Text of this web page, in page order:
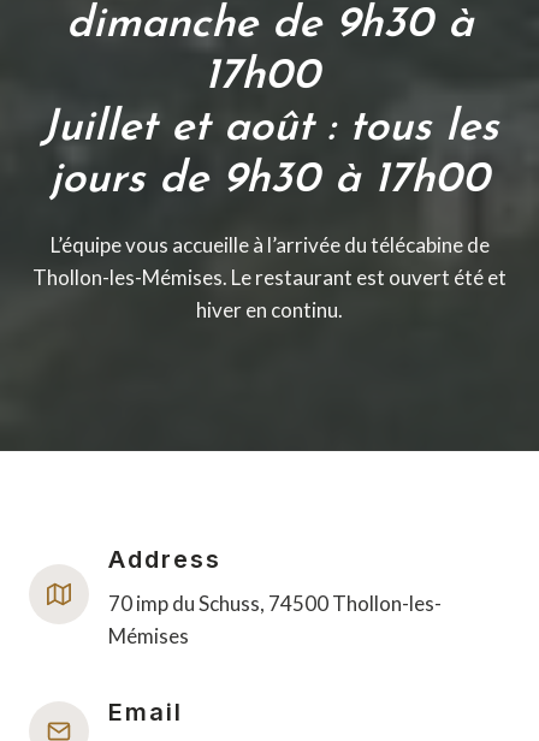
dimanche de 9h30 à
17h00
Juillet et août : tous les
jours de 9h30 à 17h00
L’équipe vous accueille à l’arrivée du télécabine de
Thollon-les-Mémises. Le restaurant est ouvert été et
hiver en continu.
Address
70 imp du Schuss, 74500 Thollon-les-
Mémises
Email